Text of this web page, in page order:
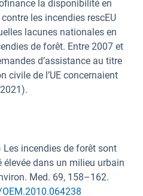
la disponibilité en
les incendies rescEU
lacunes nationales en
de forêt. Entre 2007 et
d’assistance au titre
civile de l’UE concernaient
incendies de forêt sont
dans un milieu urbain
Med. 69, 158–162.